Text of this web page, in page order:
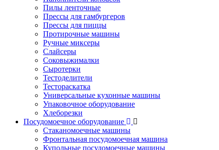
Пилы ленточные
Прессы для гамбургеров
Прессы для пиццы
Протирочные машины
Ручные миксеры
Слайсеры
Соковыжималки
Сыротерки
Тестоделители
Тестораскатка
Универсальные кухонные машины
Упаковочное оборудование
Хлеборезки
Посудомоечное оборудование
Стаканомоечные машины
Фронтальная посудомоечная машина
Купольные посудомоечные машины